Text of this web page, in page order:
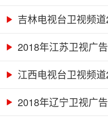
吉林电视台卫视频
2018年江苏卫视广
江西电视台卫视频
2018年辽宁卫视广